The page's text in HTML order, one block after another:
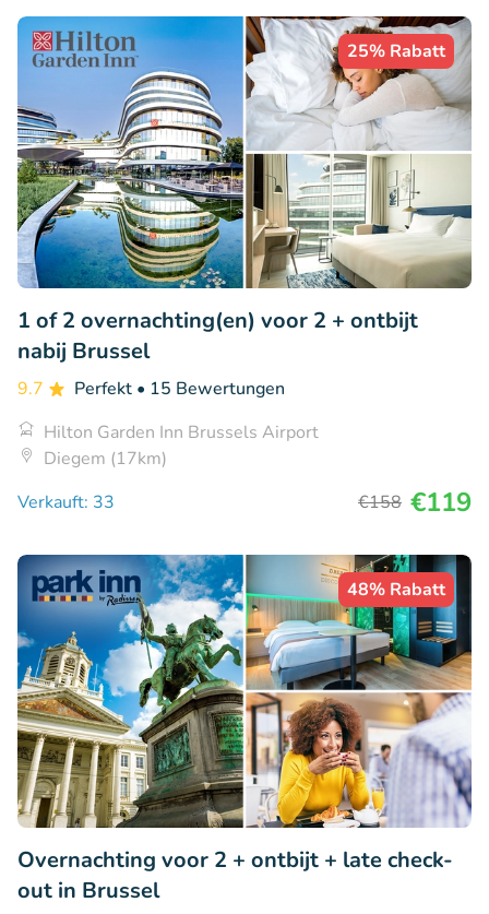
25% Rabatt
1 of 2 overnachting(en) voor 2 + ontbijt
nabij Brussel
9.7 Perfekt • 15 Bewertungen
Hilton Garden Inn Brussels Airport
Diegem (17km)
Verkauft: 33
€158 €119
48% Rabatt
Overnachting voor 2 + ontbijt + late check-
out in Brussel